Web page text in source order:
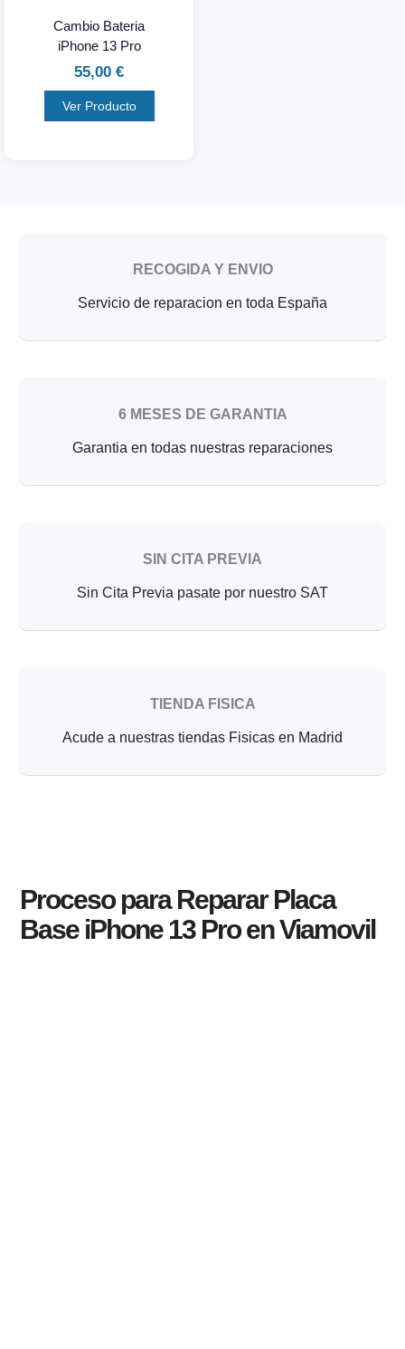
Cambio Bateria
iPhone 13 Pro
55,00 €
Ver Producto
RECOGIDA Y ENVIO
Servicio de reparacion en toda España
6 MESES DE GARANTIA
Garantia en todas nuestras reparaciones
SIN CITA PREVIA
Sin Cita Previa pasate por nuestro SAT
TIENDA FISICA
Acude a nuestras tiendas Fisicas en Madrid
Proceso para Reparar Placa
Base iPhone 13 Pro en Viamovil